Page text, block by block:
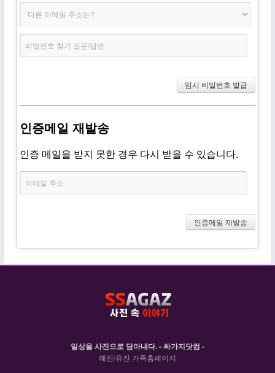
인증메일 재발송
인증 메일을 받지 못한 경우 다시 받을 수 있습니다.
일상을 사진으로 담아내다. - 싸가지닷컴 -
혜진/유진 가족홈페이지